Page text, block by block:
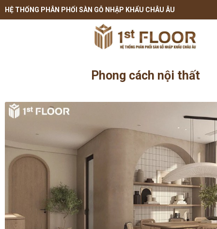
HỆ THỐNG PHÂN PHỐI SÀN GỖ NHẬP KHẨU CHÂU ÂU
Phong cách nội thất